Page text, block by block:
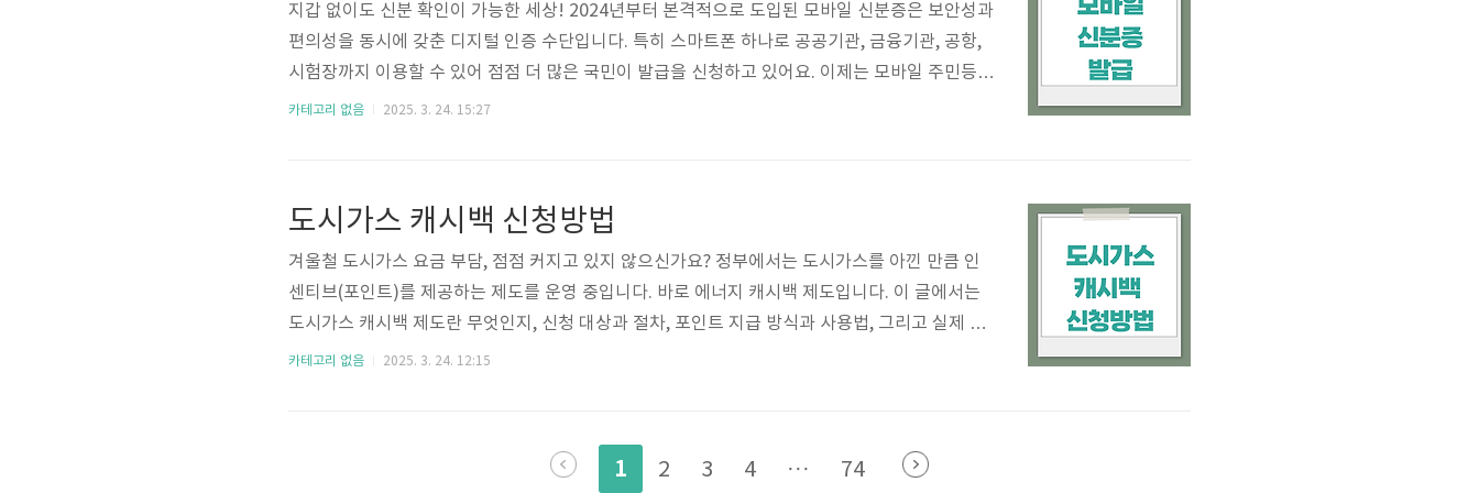
지갑 없이도 신분 확인이 가능한 세상! 2024년부터 본격적으로 도입된 모바일 신분증은 보안성과
편의성을 동시에 갖춘 디지털 인증 수단입니다. 특히 스마트폰 하나로 공공기관, 금융기관, 공항,
시험장까지 이용할 수 있어 점점 더 많은 국민이 발급을 신청하고 있어요. 이제는 모바일 주민등록
증과 모바일 운전면허증 모두 이용 가능한 시대! 어떤 차이가 있고, 어떻게 신청할 수 있을까요?
22년 시범 도입 → 현재 전국 2...
카테고리 없음 2025. 3. 24. 15:27
도시가스 캐시백 신청방법
겨울철 도시가스 요금 부담, 점점 커지고 있지 않으신가요? 정부에서는 도시가스를 아낀 만큼 인
센티브(포인트)를 제공하는 제도를 운영 중입니다. 바로 에너지 캐시백 제도입니다. 이 글에서는
도시가스 캐시백 제도란 무엇인지, 신청 대상과 절차, 포인트 지급 방식과 사용법, 그리고 실제 신
청 가능한 공식 사이트까지 모두 정리해 드리겠습니다. 1. 도시가스 캐시백이란? 도시가스 캐
며, 에너지 절약을 통해 온실가스를 감축하고 가정의 에너지 비용 부담을 줄이는 것이 목표입니
다. 2. 신청 대상 및 조건 도시가스 캐시백 ..
카테고리 없음 2025. 3. 24. 12:15
1 2 3 4 ··· 74